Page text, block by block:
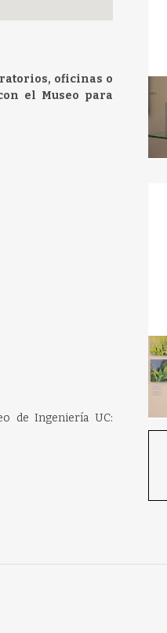
oficinas o
el Museo para
de Ingeniería UC: